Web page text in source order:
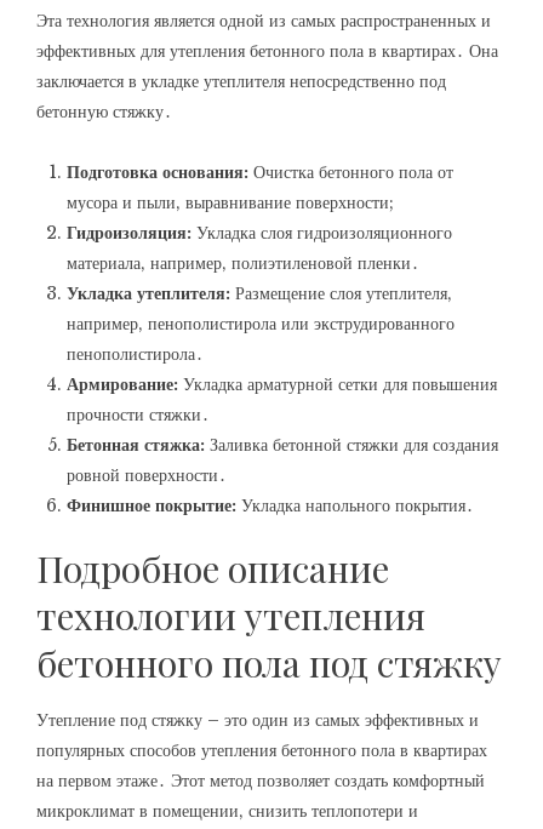
Эта технология является одной из самых распространенных и
эффективных для утепления бетонного пола в квартирах․ Она
заключается в укладке утеплителя непосредственно под
бетонную стяжку․
Подготовка основания: Очистка бетонного пола от
мусора и пыли‚ выравнивание поверхности;
Гидроизоляция: Укладка слоя гидроизоляционного
материала‚ например‚ полиэтиленовой пленки․
Укладка утеплителя: Размещение слоя утеплителя‚
например‚ пенополистирола или экструдированного
пенополистирола․
Армирование: Укладка арматурной сетки для повышения
прочности стяжки․
Бетонная стяжка: Заливка бетонной стяжки для создания
ровной поверхности․
Финишное покрытие: Укладка напольного покрытия․
Подробное описание
технологии утепления
бетонного пола под стяжку
Утепление под стяжку – это один из самых эффективных и
популярных способов утепления бетонного пола в квартирах
на первом этаже․ Этот метод позволяет создать комфортный
микроклимат в помещении‚ снизить теплопотери и